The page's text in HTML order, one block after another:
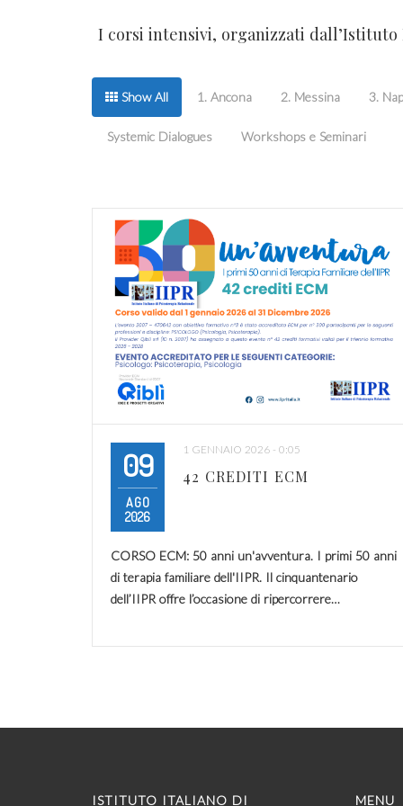
I corsi intensivi, organizzati
Show All 1. Ancona 2. Messina 3.
Systemic Dialogues Workshops e Seminari
09
AGO
2026
1 GENNAIO 2026 - 0:05
42 CREDITI ECM
CORSO ECM: 50 anni un'avventura. I primi 50 anni
di terapia familiare dell'IIPR. Il cinquantenario
dell’IIPR offre l’occasione di ripercorrere…
ISTITUTO ITALIANO DI
MENU